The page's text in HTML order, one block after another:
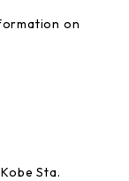
on
Sta.